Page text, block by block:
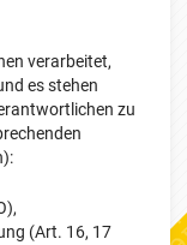
verarbeitet,
es stehen
zu
(Art. 16, 17